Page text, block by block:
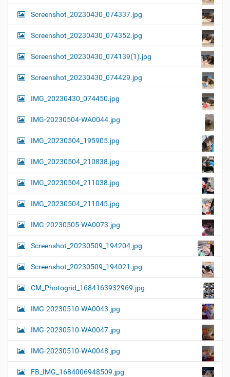
Screenshot_20230430_074337.jpg
Screenshot_20230430_074352.jpg
Screenshot_20230430_074139(1).jpg
Screenshot_20230430_074429.jpg
IMG_20230430_074450.jpg
IMG-20230504-WA0044.jpg
IMG_20230504_195905.jpg
IMG_20230504_210838.jpg
IMG_20230504_211038.jpg
IMG_20230504_211045.jpg
IMG-20230505-WA0073.jpg
Screenshot_20230509_194204.jpg
Screenshot_20230509_194021.jpg
CM_Photogrid_1684163932969.jpg
IMG-20230510-WA0043.jpg
IMG-20230510-WA0047.jpg
IMG-20230510-WA0048.jpg
FB_IMG_1684006948509.jpg